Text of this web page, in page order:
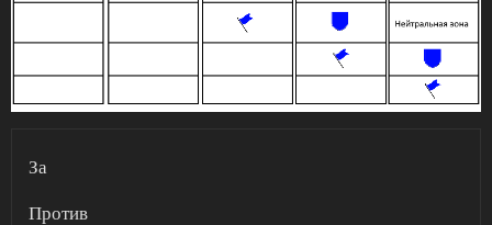
За
Против